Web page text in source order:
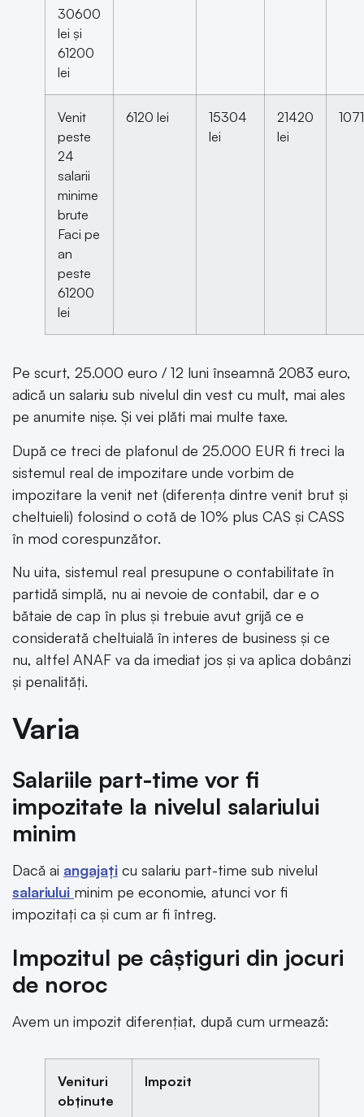
30600
lei și
61200
lei
Venit
peste
24
salarii
minime
brute
Faci pe
an
peste
61200
lei
6120 lei
15304
lei
21420
lei
Pe scurt, 25.000 euro / 12 luni înseamnă 2083 euro,
adică un salariu sub nivelul din vest cu mult, mai ales
pe anumite nișe. Și vei plăti mai multe taxe.
După ce treci de plafonul de 25.000 EUR fi treci la
sistemul real de impozitare unde vorbim de
impozitare la venit net (diferența dintre venit brut și
cheltuieli) folosind o cotă de 10% plus CAS și CASS
în mod corespunzător.
Nu uita, sistemul real presupune o contabilitate în
partidă simplă, nu ai nevoie de contabil, dar e o
bătaie de cap în plus și trebuie avut grijă ce e
considerată cheltuială în interes de business și ce
nu, altfel ANAF va da imediat jos și va aplica dobânzi
și penalități.
Varia
Salariile part-time vor fi
impozitate la nivelul salariului
minim
Dacă ai angajați cu salariu part-time sub nivelul
salariului minim pe economie, atunci vor fi
impozitați ca și cum ar fi întreg.
Impozitul pe câștiguri din jocuri
de noroc
Avem un impozit diferențiat, după cum urmează:
Venituri
obținute
Impozit